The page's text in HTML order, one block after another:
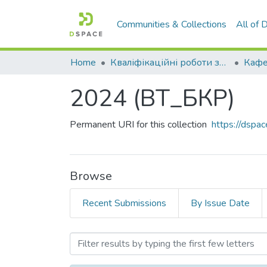
Communities & Collections All of
Home Кваліфікаційні роботи здобувачів вищої освіти
2024 (ВТ_БКР)
Permanent URI for this collection https://
Browse
Recent Submissions By Issue Date
Browsing 2024 (ВТ_БКР)